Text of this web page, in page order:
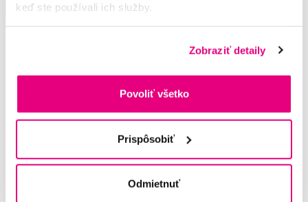
keď ste používali ich služby.
Zobraziť detaily
Povoliť všetko
Prispôsobiť
Odmietnuť
Do košíku
3 prodejnách
Potřebujete poradit?
Napište našim odborníkům